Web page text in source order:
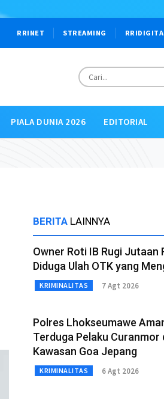
RRINET STREAMING
PIALA DUNIA 2026 EDITORIAL
BERITA LAINNYA
Owner Roti IB Rugi Jutaan
Diduga Ulah OTK yang
KRIMINALITAS 7 Agt 2026
Polres Lhokseumawe
Terduga Pelaku Curanmor
Kawasan Goa Jepang
KRIMINALITAS 6 Agt 2026